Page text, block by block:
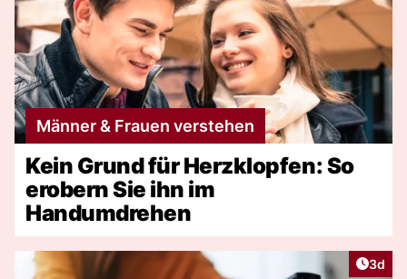
Männer & Frauen verstehen
Kein Grund für Herzklopfen: So
erobern Sie ihn im
Handumdrehen
3d